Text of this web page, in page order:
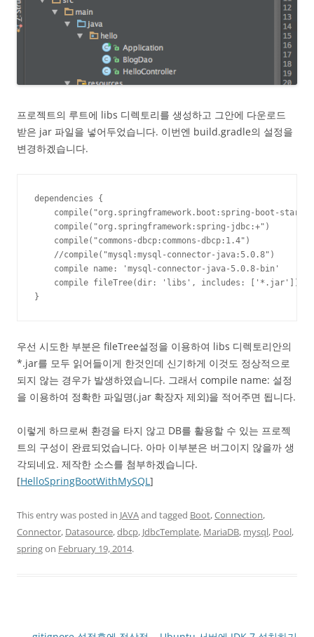
프로젝트의 루트에 libs 디렉토리를 생성하고 그안에 다운로드
받은 jar 파일을 넣어두었습니다. 이번엔 build.gradle의 설정을
변경하겠습니다.
dependencies {
compile("org.springframework.boot:spring-boot-
    compile("org.springframework:spring-jdbc:+")
    compile("commons-dbcp:commons-dbcp:1.4")
    //compile("mysql:mysql-connector-java:5.0.8")
    compile name: 'mysql-connector-java-5.0.8-bin'
    compile fileTree(dir: 'libs', includes: ['*.jar'])
}
우선 시도한 부분은 fileTree설정을 이용하여 libs 디렉토리안의
*.jar를 모두 읽어들이게 한것인데 신기하게 이것도 정상적으로
되지 않는 경우가 발생하였습니다. 그래서 compile name: 설정
을 이용하여 정확한 파일명(.jar 확장자 제외)을 적어주면 됩니다.
이렇게 하므로써 환경을 타지 않고 DB를 활용할 수 있는 프로젝
트의 구성이 완료되었습니다. 아마 이부분은 버그이지 않을까 생
각되네요. 제작한 소스를 첨부하겠습니다.
[HelloSpringBootWithMySQL]
This entry was posted in JAVAand tagged Boot,Connection,
Connector, Datasource,dbcp, JdbcTemplate, MariaDB, mysql, Pool,
springon February 19, 2014.